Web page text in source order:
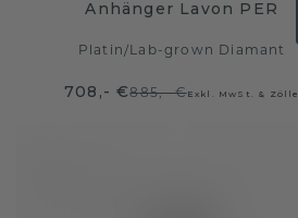
Anhänger Lavon PER
Platin/Lab-grown Diamant
708,- €885,- €Exkl. MwSt. & Zölle